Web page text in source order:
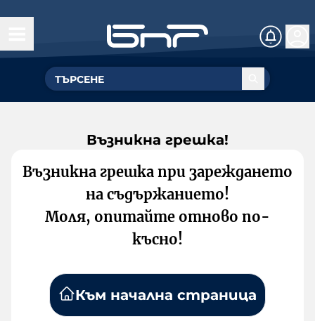
Възникна грешка!
Възникна грешка при зареждането
на съдържанието!
Моля, опитайте отново по-
късно!
Към начална страница